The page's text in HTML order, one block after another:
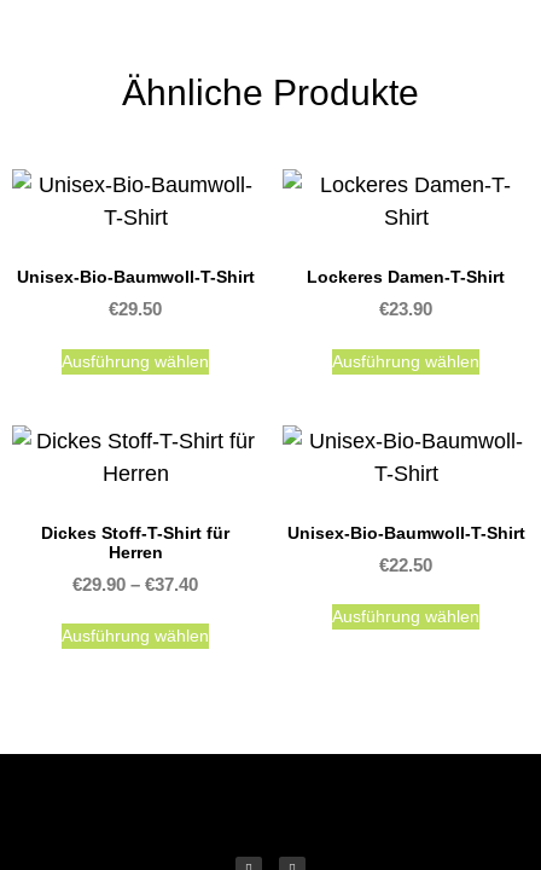
Ähnliche Produkte
Unisex-Bio-Baumwoll-T-Shirt
€29.50
Ausführung wählen
Lockeres Damen-T-Shirt
€23.90
Ausführung wählen
Dickes Stoff-T-Shirt für
Herren
€29.90 – €37.40
Ausführung wählen
Unisex-Bio-Baumwoll-T-Shirt
€22.50
Ausführung wählen